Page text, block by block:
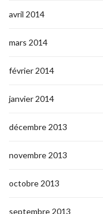
avril 2014
mars 2014
février 2014
janvier 2014
décembre 2013
novembre 2013
octobre 2013
septembre 2013